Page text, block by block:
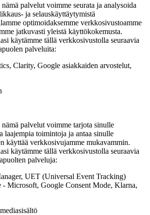
palvelut voimme seurata ja analysoida
ja selauskäyttäytymistä
optimoidaksemme verkkosivustoamme
jatkuvasti yleistä käyttökokemusta.
käytämme tällä verkkosivustolla seuraavia
palveluita:
Clarity, Google asiakkaiden arvostelut,
palvelut voimme tarjota sinulle
laajempia toimintoja ja antaa sinulle
käyttää verkkosivujamme mukavammin.
käytämme tällä verkkosivustolla seuraavia
palveluja:
UET (Universal Event Tracking)
- Microsoft, Google Consent Mode, Klarna,